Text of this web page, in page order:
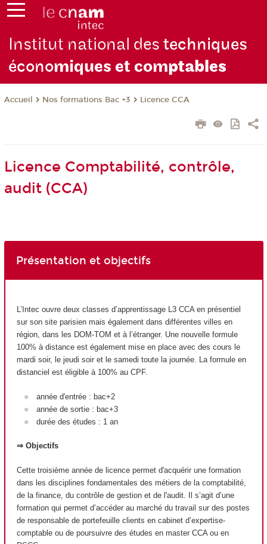
Institut national destechniques
économiques et comptables
Accueil Nos formations Bac +3 Licence CCA
Licence Comptabilité, contrôle,
audit (CCA)
Présentation et objectifs
L’Intec ouvre deux classes d’apprentissage L3 CCA en présentiel
sur son site parisien mais également dans différentes villes en
région, dans les DOM-TOM et à l’étranger. Une nouvelle formule
100% à distance est également mise en place avec des cours le
mardi soir, le jeudi soir et le samedi toute la journée. La formule en
distanciel est éligible à 100% au CPF.
année d'entrée : bac+2
année de sortie : bac+3
durée des études : 1 an
⇒ Objectifs
Cette troisième année de licence permet d'acquérir une formation
dans les disciplines fondamentales des métiers de la comptabilité,
de la finance, du contrôle de gestion et de l'audit. Il s’agit d’une
formation qui permet d’accéder au marché du travail sur des postes
de responsable de portefeuille clients en cabinet d’expertise-
comptable ou de poursuivre des études en master CCA ou en